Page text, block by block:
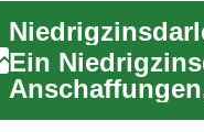
Ein
Umschuldung